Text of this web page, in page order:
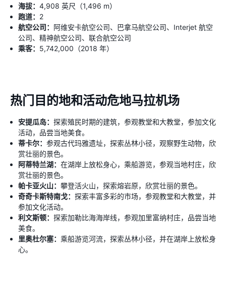
海拔： 4,908 英尺（1,496 m）
跑道： 2
航空公司： 阿维安卡航空公司、巴拿马航空公司、Interjet 航空
公司、精神航空公司、联合航空公司
乘客： 5,742,000（2018 年）
热门目的地和活动危地马拉机场
安提瓜岛： 探索殖民时期的建筑，参观教堂和大教堂，参加文化
活动，品尝当地美食。
蒂卡尔： 参观古代玛雅遗址，探索丛林小径，观察野生动物，欣
赏壮丽的景色。
阿蒂特兰湖： 在湖岸上放松身心，乘船游览，参观当地村庄，欣
赏壮丽的景色。
帕卡亚火山： 攀登活火山，探索熔岩原，欣赏壮丽的景色。
奇奇卡斯特南戈： 探索丰富多彩的市场，参观教堂和大教堂，并
参加文化活动。
利文斯顿： 探索加勒比海海岸线，参观加里富纳村庄，品尝当地
美食。
里奥杜尔塞： 乘船游览河流，探索丛林小径，并在湖岸上放松身
心。